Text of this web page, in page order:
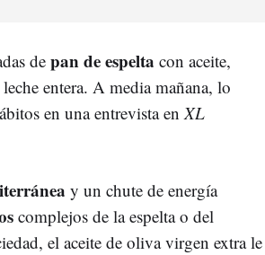
depan de espelta con aceite,
entera. A media mañana, lo
en una entrevista en XL
y un chute de energía
complejos de la espelta o del
el aceite de oliva virgen extra le